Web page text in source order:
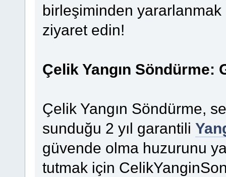
birleşiminden
ziyaret edin!
Çelik Yangın Söndürme:
Çelik Yangın Söndürme,
sunduğu 2 yıl garantili
güvende olma huzurunu
tutmak için